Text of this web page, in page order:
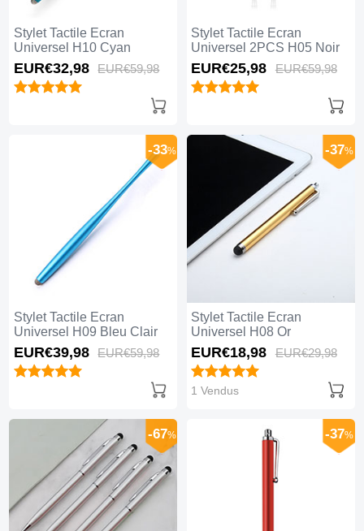
Stylet Tactile Ecran
Universel H10 Cyan
EUR€32,98 EUR€59,98
Stylet Tactile Ecran
Universel 2PCS H05 Noir
EUR€25,98 EUR€59,98
Stylet Tactile Ecran
Universel H09 Bleu Clair
-33%
EUR€39,98 EUR€59,98
Stylet Tactile Ecran
Universel H08 Or
-37%
EUR€18,98 EUR€29,98
1 Vendus
-67% -37%